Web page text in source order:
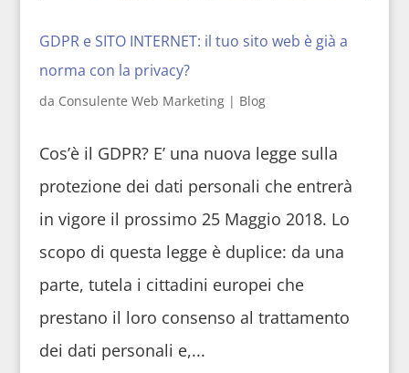
GDPR e SITO INTERNET: il tuo sito web è già a
norma con la privacy?
da Consulente Web Marketing| Blog
Cos’è il GDPR? E’ una nuova legge sulla
protezione dei dati personali che entrerà
in vigore il prossimo 25 Maggio 2018. Lo
scopo di questa legge è duplice: da una
parte, tutela i cittadini europei che
prestano il loro consenso al trattamento
dei dati personali e,...